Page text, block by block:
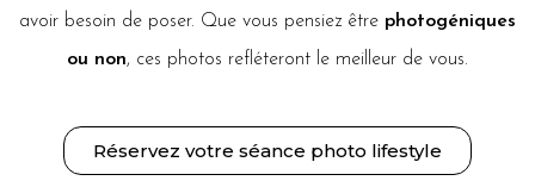
avoir besoin de poser. Que vous pensiez être photogéniques
ou non, ces photos refléteront le meilleur de vous.
Réservez votre séance photo lifestyle​